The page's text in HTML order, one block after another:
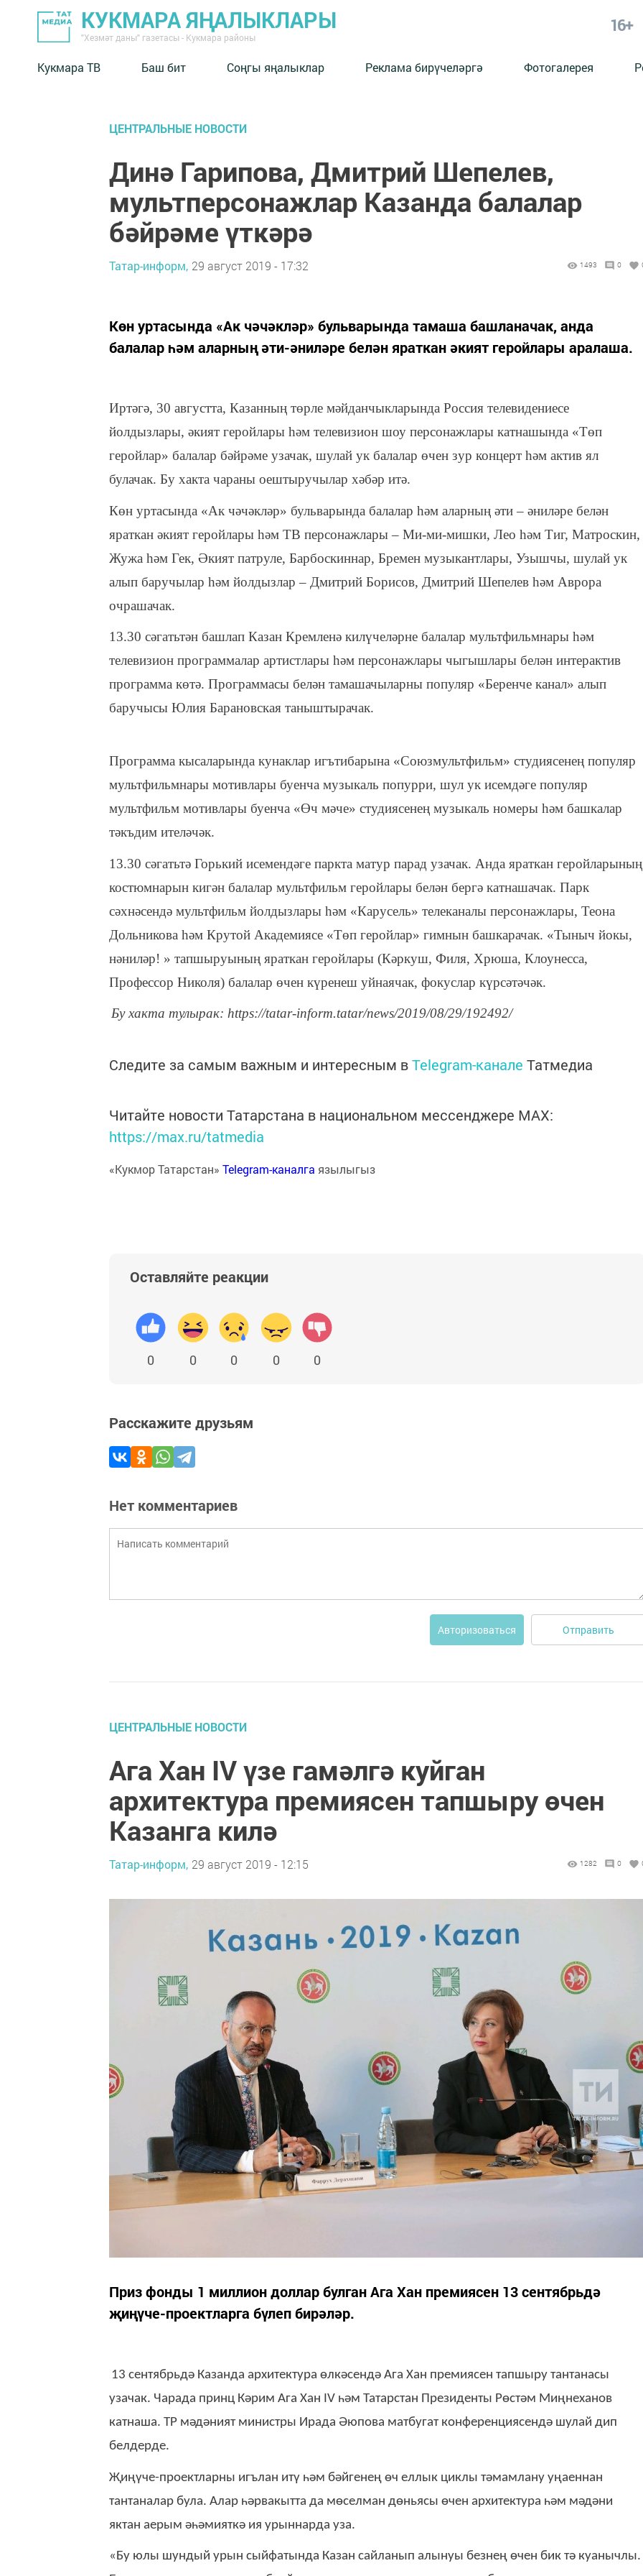
КУКМАРА ЯҢАЛЫКЛАРЫ
"Хезмәт даны" газетасы - Кукмара районы
16+
Кукмара ТВ Баш бит Соңгы яңалыклар Реклама бирүчеләргә Фотогалерея
ЦЕНТРАЛЬНЫЕ НОВОСТИ
Динә Гарипова, Дмитрий Шепелев,
мультперсонажлар Казанда балалар
бәйрәме үткәрә
Татар-информ, 29 август 2019 - 17:32 1493 0
Көн уртасында «Ак чәчәкләр» бульварында тамаша башланачак, анда
балалар һәм аларның әти-әниләре белән яраткан әкият геройлары аралаша.
Иртәгә, 30 августта, Казанның төрле мәйданчыкларында Россия телевидениесе
йолдызлары, әкият геройлары һәм телевизион шоу персонажлары катнашында «Төп
геройлар» балалар бәйрәме узачак, шулай ук балалар өчен зур концерт һәм актив ял
булачак. Бу хакта чараны оештыручылар хәбәр итә.
Көн уртасында «Ак чәчәкләр» бульварында балалар һәм аларның әти – әниләре белән
яраткан әкият геройлары һәм ТВ персонажлары – Ми-ми-мишки, Лео һәм Тиг, Матроскин,
Жужа һәм Гек, Әкият патруле, Барбоскиннар, Бремен музыкантлары, Узышчы, шулай ук
алып баручылар һәм йолдызлар – Дмитрий Борисов, Дмитрий Шепелев һәм Аврора
очрашачак.
13.30 сәгатьтән башлап Казан Кремленә килүчеләрне балалар мультфильмнары һәм
телевизион программалар артистлары һәм персонажлары чыгышлары белән интерактив
программа көтә. Программасы белән тамашачыларны популяр «Беренче канал» алып
баручысы Юлия Барановская таныштырачак.
Программа кысаларында кунаклар игътибарына «Союзмультфильм» студиясенең популяр
мультфильмнары мотивлары буенча музыкаль попурри, шул ук исемдәге популяр
мультфильм мотивлары буенча «Өч мәче» студиясенең музыкаль номеры һәм башкалар
тәкъдим ителәчәк.
13.30 сәгатьтә Горький исемендәге паркта матур парад узачак. Анда яраткан геройларының
костюмнарын кигән балалар мультфильм геройлары белән бергә катнашачак. Парк
сәхнәсендә мультфильм йолдызлары һәм «Карусель» телеканалы персонажлары, Теона
Дольникова һәм Крутой Академиясе «Төп геройлар» гимнын башкарачак. «Тыныч йокы,
нәниләр! » тапшыруының яраткан геройлары (Кәркуш, Филя, Хрюша, Клоунесса,
Профессор Николя) балалар өчен күренеш уйнаячак, фокуслар күрсәтәчәк.
Бу хакта тулырак: https://tatar-inform.tatar/news/2019/08/29/192492/
Следите за самым важным и интересным вTelegram-канале Татмедиа
Читайте новости Татарстана в национальном мессенджере MАХ:
https://max.ru/tatmedia
«Кукмор Татарстан» Telegram-каналга язылыгыз
Оставляйте реакции
0 0 0 0 0
Расскажите друзьям
Нет комментариев
Авторизоваться Отправить
ЦЕНТРАЛЬНЫЕ НОВОСТИ
Ага Хан IV үзе гамәлгә куйган
архитектура премиясен тапшыру өчен
Казанга килә
Татар-информ, 29 август 2019 - 12:15 1282 0
Приз фонды 1 миллион доллар булган Ага Хан премиясен 13 сентябрьдә
җиңүче-проектларга бүлеп бирәләр.
13 сентябрьдә Казанда архитектура өлкәсендә Ага Хан премиясен тапшыру тантанасы
узачак. Чарада принц Кәрим Ага Хан IV һәм Татарстан Президенты Рөстәм Миңнеханов
катнаша. ТР мәдәният министры Ирада Әюпова матбугат конференциясендә шулай дип
белдерде.
Җиңүче-проектларны игълан итү һәм бәйгенең өч еллык циклы тәмамлану уңаеннан
тантаналар була. Алар һәрвакытта да мөселман дөньясы өчен архитектура һәм мәдәни
яктан аерым әһәмияткә ия урыннарда уза.
«Бу юлы шундый урын сыйфатында Казан сайланып алынуы безнең өчен бик тә куанычлы.